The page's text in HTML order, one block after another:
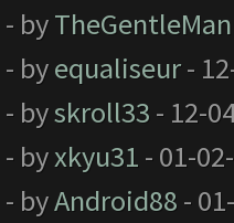
- byTheGentleMan
- byequaliseur-
- byskroll33 - 12-
- byxkyu31 - 01-
- byAndroid88 -